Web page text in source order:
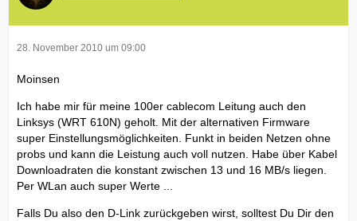
28. November 2010 um 09:00
Moinsen
Ich habe mir für meine 100er cablecom Leitung auch den
Linksys (WRT 610N) geholt. Mit der alternativen Firmware
super Einstellungsmöglichkeiten. Funkt in beiden Netzen ohne
probs und kann die Leistung auch voll nutzen. Habe über Kabel
Downloadraten die konstant zwischen 13 und 16 MB/s liegen.
Per WLan auch super Werte ...
Falls Du also den D-Link zurückgeben wirst, solltest Du Dir den